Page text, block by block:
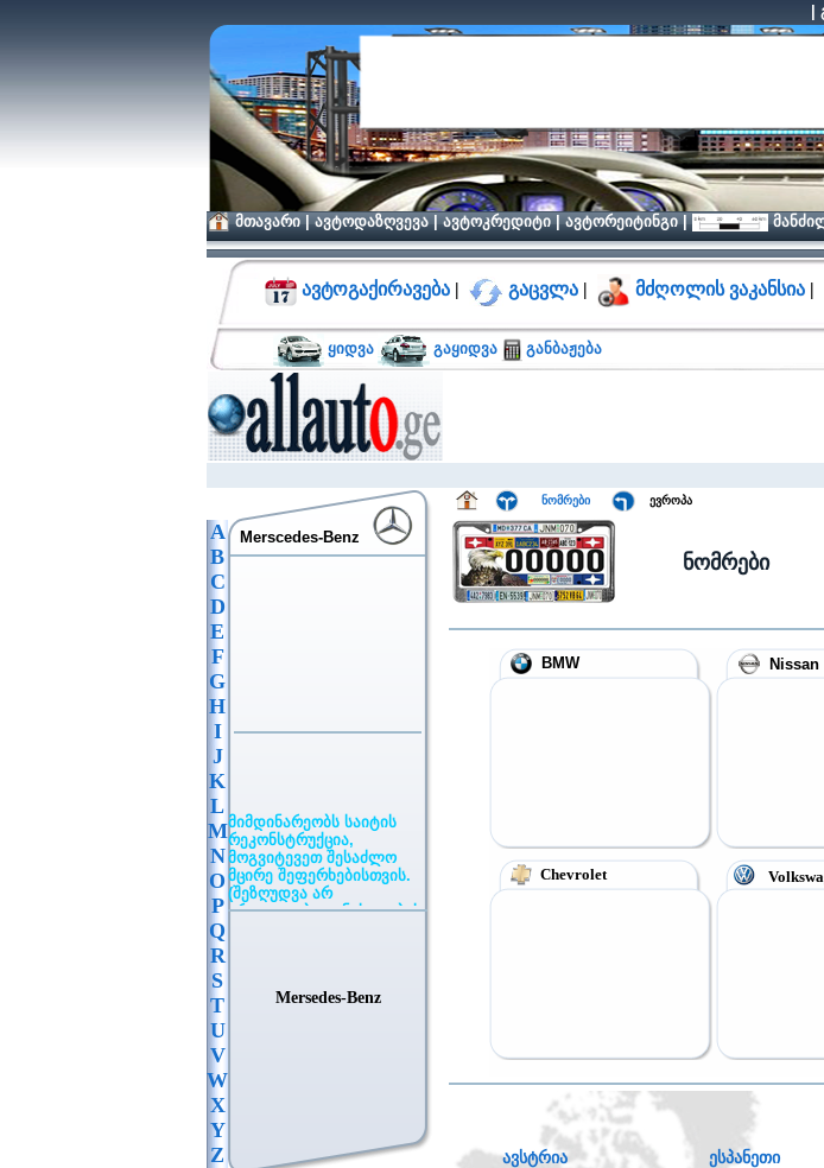
მთავარი|ავტოდაზღვევა|ავტოკრედიტი|ავტორეიტინგი|
ავტოგაქირავება | გაცვლა | მძღოლის ვაკანსია |
ყიდვა გაყიდვა განბაჟება
A
B
C
D
E
F
G
H
I
J
K
L
M
N
O
P
Q
R
S
T
U
V
W
X
Y
Z
Merscedes-Benz
მიმდინარეობს საიტის
რეკონსტრუქცია,
მოგვიტევეთ შესაძლო
მცირე შეფერხებისთვის.
(შეზღუდვა არ
ვრცელდება განცხადების
Mersedes-Benz
ნომრები ევროპა
ნომრები
BMW Nissan
Chevrolet
ავსტრია ესპანეთი